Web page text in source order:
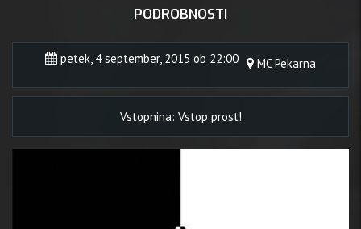
PODROBNOSTI
petek, 4 september, 2015 ob 22:00 MC Pekarna
Vstopnina: Vstop prost!